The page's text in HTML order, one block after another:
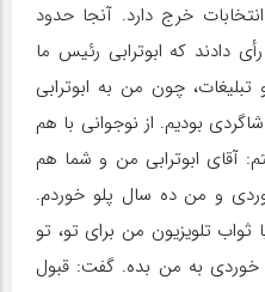
خرج دارد. آنجا حدود
دادند که ابوترابی رئیس ما
چون من به ابوترابی
بودیم. از نوجوانی با هم
آقای ابوترابی من و شما هم
و من ده سال پلو خوردم.
تلویزیون من برای تو، تو
خوردی به من بده. گفت: قبول